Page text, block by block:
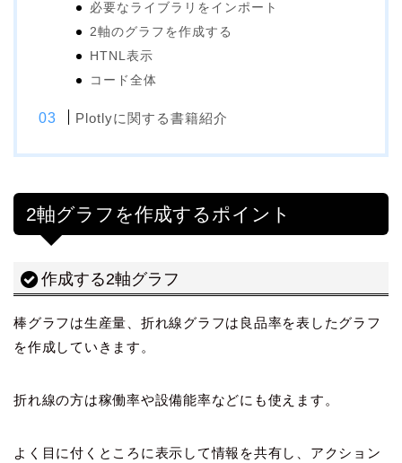
必要なライブラリをインポート
2軸のグラフを作成する
HTNL表示
コード全体
Plotlyに関する書籍紹介
2軸グラフを作成するポイント
作成する2軸グラフ
棒グラフは生産量、折れ線グラフは良品率を表したグラフ
を作成していきます。
折れ線の方は稼働率や設備能率などにも使えます。
よく目に付くところに表示して情報を共有し、アクション